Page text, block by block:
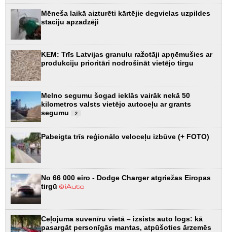
Mēneša laikā aizturēti kārtējie degvielas uzpildes
staciju apzadzēji
KEM: Trīs Latvijas granulu ražotāji apņēmušies ar
produkciju prioritāri nodrošināt vietējo tirgu
Melno segumu šogad ieklās vairāk nekā 50
kilometros valsts vietējo autoceļu ar grants
segumu
2
Pabeigta trīs reģionālo veloceļu izbūve (+ FOTO)
No 66 000 eiro - Dodge Charger atgriežas Eiropas
tirgū
Ceļojuma suvenīru vietā – izsists auto logs: kā
pasargāt personīgās mantas, atpūšoties ārzemēs